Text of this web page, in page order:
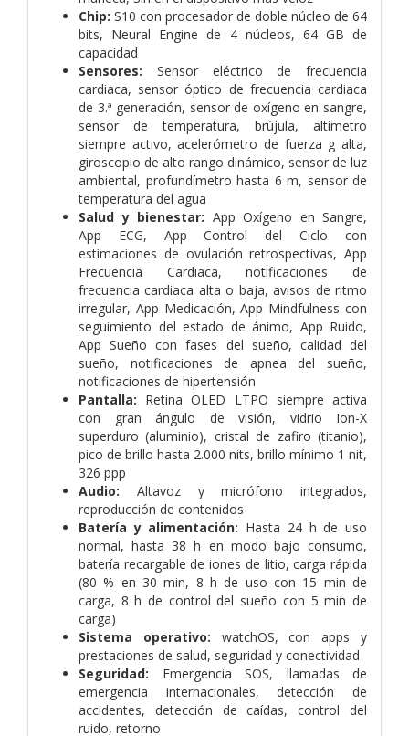
Chip: S10 con procesador de doble núcleo de 64
bits, Neural Engine de 4 núcleos, 64 GB de
capacidad
Sensores: Sensor eléctrico de frecuencia
cardiaca, sensor óptico de frecuencia cardiaca
de 3.ª generación, sensor de oxígeno en sangre,
sensor de temperatura, brújula, altímetro
siempre activo, acelerómetro de fuerza g alta,
giroscopio de alto rango dinámico, sensor de luz
ambiental, profundímetro hasta 6 m, sensor de
temperatura del agua
Salud y bienestar: App Oxígeno en Sangre,
App ECG, App Control del Ciclo con
estimaciones de ovulación retrospectivas, App
Frecuencia Cardiaca, notificaciones de
frecuencia cardiaca alta o baja, avisos de ritmo
irregular, App Medicación, App Mindfulness con
seguimiento del estado de ánimo, App Ruido,
App Sueño con fases del sueño, calidad del
sueño, notificaciones de apnea del sueño,
notificaciones de hipertensión
Pantalla: Retina OLED LTPO siempre activa
con gran ángulo de visión, vidrio Ion-X
superduro (aluminio), cristal de zafiro (titanio),
pico de brillo hasta 2.000 nits, brillo mínimo 1 nit,
326 ppp
Audio: Altavoz y micrófono integrados,
reproducción de contenidos
Batería y alimentación: Hasta 24 h de uso
normal, hasta 38 h en modo bajo consumo,
batería recargable de iones de litio, carga rápida
(80 % en 30 min, 8 h de uso con 15 min de
carga, 8 h de control del sueño con 5 min de
carga)
Sistema operativo: watchOS, con apps y
prestaciones de salud, seguridad y conectividad
Seguridad: Emergencia SOS, llamadas de
emergencia internacionales, detección de
accidentes, detección de caídas, control del
ruido, retorno